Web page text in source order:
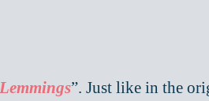
Lemmings”. Just like in the